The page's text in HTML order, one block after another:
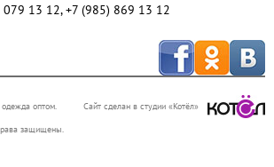
079 13 12, +7 (985) 869 13 12
Сайт сделан в студии «Котёл»
оптом.
защищены.